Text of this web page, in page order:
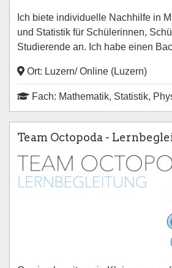
Ich biete individuelle Nachhilfe in
und Statistik für Schülerinnen,
Studierende an. Ich habe einen
Ort: Luzern/ Online (Luzern)
Fach: Mathematik, Statistik,
Team Octopoda -